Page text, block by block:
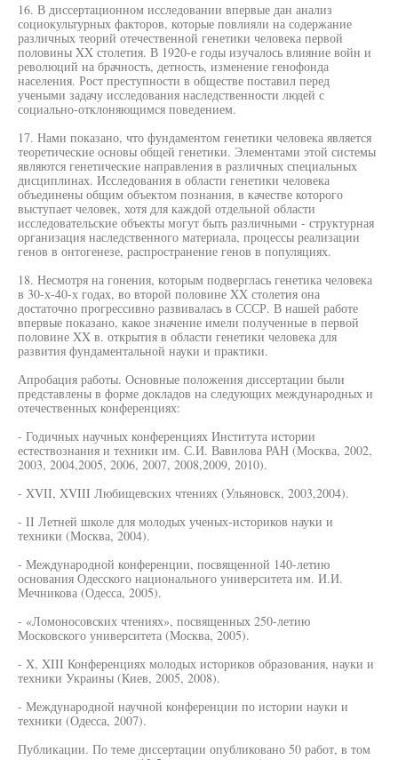
16. В диссертационном исследовании впервые дан анализ
социокультурных факторов, которые повлияли на содержание
различных теорий отечественной генетики человека первой
половины XX столетия. В 1920-е годы изучалось влияние войн и
революций на брачность, детность, изменение генофонда
населения. Рост преступности в обществе поставил перед
учеными задачу исследования наследственности людей с
социально-отклоняющимся поведением.
17. Нами показано, что фундаментом генетики человека является
теоретические основы общей генетики. Элементами этой системы
являются генетические направления в различных специальных
дисциплинах. Исследования в области генетики человека
объединены общим объектом познания, в качестве которого
выступает человек, хотя для каждой отдельной области
исследовательские объекты могут быть различными - структурная
организация наследственного материала, процессы реализации
генов в онтогенезе, распространение генов в популяциях.
18. Несмотря на гонения, которым подверглась генетика человека
в 30-х-40-х годах, во второй половине XX столетия она
достаточно прогрессивно развивалась в СССР. В нашей работе
впервые показано, какое значение имели полученные в первой
половине XX в. открытия в области генетики человека для
развития фундаментальной науки и практики.
Апробация работы. Основные положения диссертации были
представлены в форме докладов на следующих международных и
отечественных конференциях:
- Годичных научных конференциях Института истории
естествознания и техники им. С.И. Вавилова РАН (Москва, 2002,
2003, 2004,2005, 2006, 2007, 2008,2009, 2010).
- XVII, XVIII Любищевских чтениях (Ульяновск, 2003,2004).
- II Летней школе для молодых ученых-историков науки и
техники (Москва, 2004).
- Международной конференции, посвященной 140-летию
основания Одесского национального университета им. И.И.
Мечникова (Одесса, 2005).
- «Ломоносовских чтениях», посвященных 250-летию
Московского университета (Москва, 2005).
- X, XIII Конференциях молодых историков образования, науки и
техники Украины (Киев, 2005, 2008).
- Международной научной конференции по истории науки и
техники (Одесса, 2007).
Публикации. По теме диссертации опубликовано 50 работ, в том